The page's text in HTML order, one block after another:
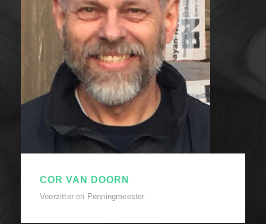
COR VAN DOORN
Voorzitter en Penningmeester